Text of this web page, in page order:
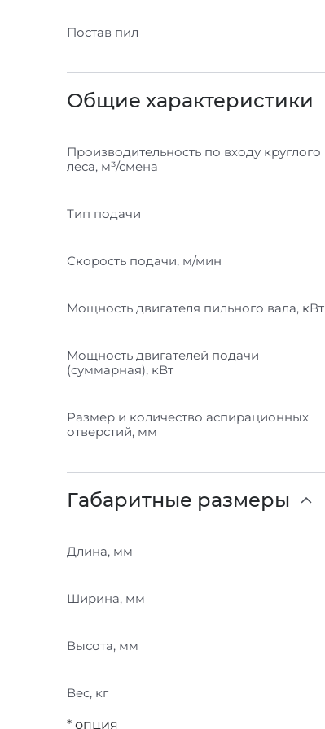
Постав пил
Общие характеристики
Производительность по входу круглого
леса, м³/смена
Тип подачи
Скорость подачи, м/мин
Мощность двигателя пильного вала, кВт
Мощность двигателей подачи
(суммарная), кВт
Размер и количество аспирационных
отверстий, мм
Габаритные размеры
Длина, мм
Ширина, мм
Высота, мм
Вес, кг
* опция